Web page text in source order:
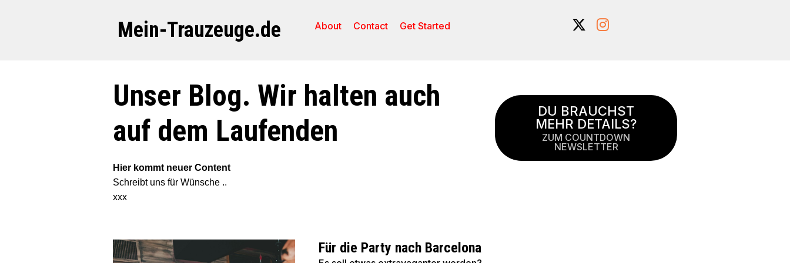
Mein-Trauzeuge.de About Contact Get Started
Unser Blog. Wir halten auch
auf dem Laufenden
Hier kommt neuer Content
Schreibt uns für Wünsche ..
xxx
DU BRAUCHST
MEHR DETAILS?
ZUM COUNTDOWN
NEWSLETTER
Für die Party nach Barcelona